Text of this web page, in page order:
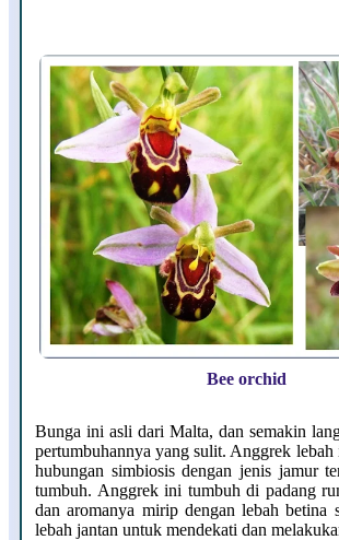
Bee orchid
Bunga ini asli dari Malta, dan semakin
pertumbuhannya yang sulit. Anggrek lebah
hubungan simbiosis dengan jenis jamur
tumbuh. Anggrek ini tumbuh di padang
dan aromanya mirip dengan lebah betina
lebah jantan untuk mendekati dan